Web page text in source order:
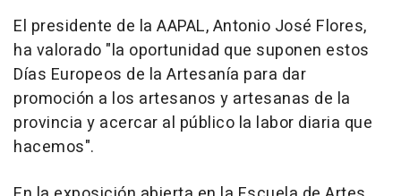
El presidente de la AAPAL, Antonio José Flores,
ha valorado "la oportunidad que suponen estos
Días Europeos de la Artesanía para dar
promoción a los artesanos y artesanas de la
provincia y acercar al público la labor diaria que
hacemos".